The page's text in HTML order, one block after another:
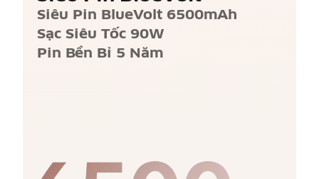
Siêu Pin BlueVolt 6500mAh
Sạc Siêu Tốc 90W
Pin Bền Bỉ 5 Năm